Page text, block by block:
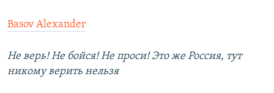
Basov Alexander
Не верь! Не бойся! Не проси! Это же Россия, тут
никому верить нельзя